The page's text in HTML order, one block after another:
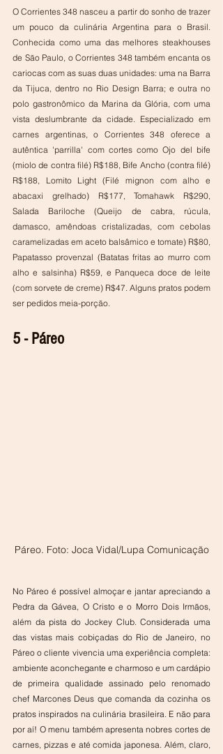
O Corrientes 348 nasceu a partir do sonho de trazer
um pouco da culinária Argentina para o Brasil.
Conhecida como uma das melhores steakhouses
de São Paulo, o Corrientes 348 também encanta os
cariocas com as suas duas unidades: uma na Barra
da Tijuca, dentro no Rio Design Barra; e outra no
polo gastronômico da Marina da Glória, com uma
vista deslumbrante da cidade. Especializado em
carnes argentinas, o Corrientes 348 oferece a
autêntica 'parrilla' com cortes como Ojo del bife
(miolo de contra filé) R$188, Bife Ancho (contra filé)
R$188, Lomito Light (Filé mignon com alho e
abacaxi grelhado) R$177, Tomahawk R$290,
Salada Bariloche (Queijo de cabra, rúcula,
damasco, amêndoas cristalizadas, com cebolas
caramelizadas em aceto balsâmico e tomate) R$80,
Papatasso provenzal (Batatas fritas ao murro com
alho e salsinha) R$59, e Panqueca doce de leite
(com sorvete de creme) R$47. Alguns pratos podem
ser pedidos meia-porção.
5 - Páreo
Páreo. Foto: Joca Vidal/Lupa Comunicação
No Páreo é possível almoçar e jantar apreciando a
Pedra da Gávea, O Cristo e o Morro Dois Irmãos,
além da pista do Jockey Club. Considerada uma
das vistas mais cobiçadas do Rio de Janeiro, no
Páreo o cliente vivencia uma experiência completa:
ambiente aconchegante e charmoso e um cardápio
de primeira qualidade assinado pelo renomado
chef Marcones Deus que comanda da cozinha os
pratos inspirados na culinária brasileira. E não para
por aí! O menu também apresenta nobres cortes de
carnes, pizzas e até comida japonesa. Além, claro,